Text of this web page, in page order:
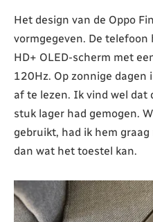
Het design van de Oppo
vormgegeven. De
HD+ OLED-scherm met
120Hz. Op zonnige dagen
af te lezen. Ik vind wel dat
stuk lager had gemogen.
gebruikt, had ik hem
dan wat het toestel kan.